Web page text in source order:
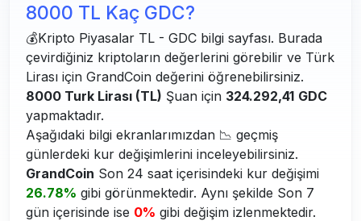
8000 TL Kaç GDC?
💰Kripto Piyasalar TL - GDC bilgi sayfası. Burada
çevirdiğiniz kriptoların değerlerini görebilir ve Türk
Lirası için GrandCoin değerini öğrenebilirsiniz.
8000 Turk Lirası (TL) Şuan için 324.292,41 GDC
yapmaktadır.
Aşağıdaki bilgi ekranlarımızdan 📉 geçmiş
günlerdeki kur değişimlerini inceleyebilirsiniz.
GrandCoin Son 24 saat içerisindeki kur değişimi
26.78% gibi görünmektedir. Aynı şekilde Son 7
gün içerisinde ise 0% gibi değişim izlenmektedir.